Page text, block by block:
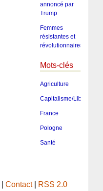
annoncé par
Trump
Femmes
résistantes et
révolutionnaires
Mots-clés
Agriculture
Capitalisme/
France
Pologne
Santé
|Contact| RSS 2.0